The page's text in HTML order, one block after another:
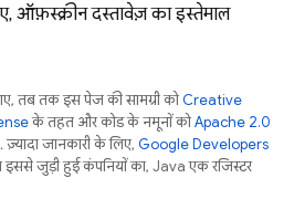
ऑफ़स्क्रीन दस्तावेज़ का इस्तेमाल
तब तक इस पेज की सामग्री कोCreative
के तहत और कोड के नमूनों कोApache 2.0
जानकारी के लिए, Google Developers
जुड़ी हुई कंपनियों का, Java एक रजिस्टर